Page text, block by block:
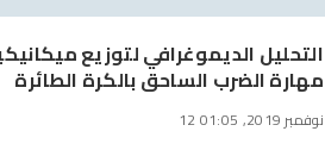
التحليل الديموغرافي لتوزيع
مهارة الضرب الساحق بالكرة الطائرة
12 نوفمبر 2019, 01:05